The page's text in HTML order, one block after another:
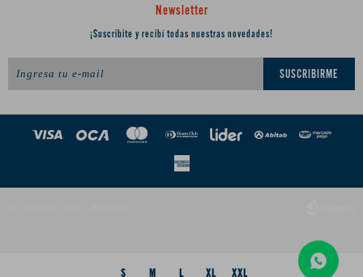
S M L XL XXL
Newsletter
¡Suscribite y recibí todas nuestras novedades!
SUSCRIBIRME